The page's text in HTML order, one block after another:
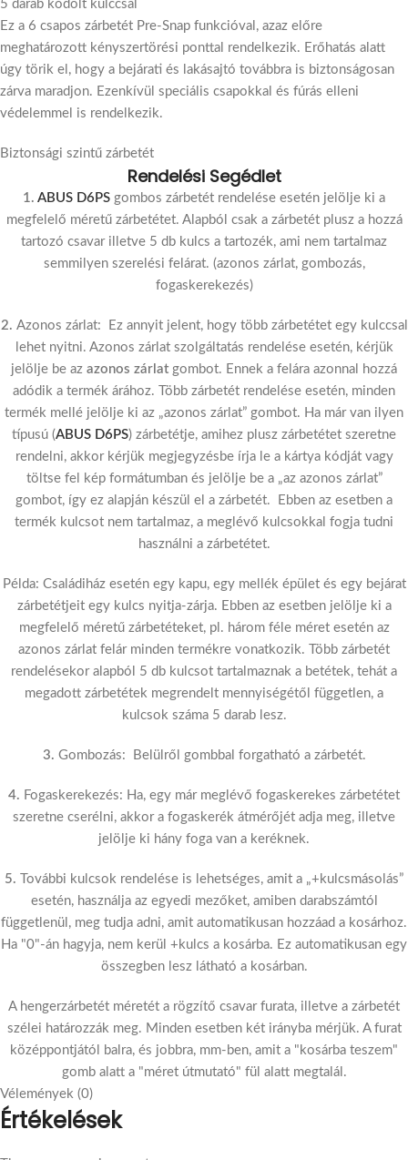
5 darab kódolt kulccsal
Ez a 6 csapos zárbetét Pre-Snap funkcióval, azaz előre
meghatározott kényszertörési ponttal rendelkezik. Erőhatás alatt
úgy törik el, hogy a bejárati és lakásajtó továbbra is biztonságosan
zárva maradjon. Ezenkívül speciális csapokkal és fúrás elleni
védelemmel is rendelkezik.
Biztonsági szintű zárbetét
Rendelési Segédlet
1. ABUS D6PS gombos zárbetét rendelése esetén jelölje ki a
megfelelő méretű zárbetétet. Alapból csak a zárbetét plusz a hozzá
tartozó csavar illetve 5 db kulcs a tartozék, ami nem tartalmaz
semmilyen szerelési felárat. (azonos zárlat, gombozás,
fogaskerekezés)
2. Azonos zárlat: Ez annyit jelent, hogy több zárbetétet egy kulccsal
lehet nyitni. Azonos zárlat szolgáltatás rendelése esetén, kérjük
jelölje be az azonos zárlatgombot. Ennek a felára azonnal hozzá
adódik a termék árához. Több zárbetét rendelése esetén, minden
termék mellé jelölje ki az „azonos zárlat” gombot. Ha már van ilyen
típusú (ABUS D6PS) zárbetétje, amihez plusz zárbetétet szeretne
rendelni, akkor kérjük megjegyzésbe írja le a kártya kódját vagy
töltse fel kép formátumban és jelölje be a „az azonos zárlat”
gombot, így ez alapján készül el a zárbetét. Ebben az esetben a
termék kulcsot nem tartalmaz, a meglévő kulcsokkal fogja tudni
használni a zárbetétet.
Példa: Családiház esetén egy kapu, egy mellék épület és egy bejárat
zárbetétjeit egy kulcs nyitja-zárja. Ebben az esetben jelölje ki a
megfelelő méretű zárbetéteket, pl. három féle méret esetén az
azonos zárlat felár minden termékre vonatkozik. Több zárbetét
rendelésekor alapból 5 db kulcsot tartalmaznak a betétek, tehát a
megadott zárbetétek megrendelt mennyiségétől független, a
kulcsok száma 5 darab lesz.
3. Gombozás: Belülről gombbal forgatható a zárbetét.
4. Fogaskerekezés: Ha, egy már meglévő fogaskerekes zárbetétet
szeretne cserélni, akkor a fogaskerék átmérőjét adja meg, illetve
jelölje ki hány foga van a keréknek.
5. További kulcsok rendelése is lehetséges, amit a „+kulcsmásolás”
esetén, használja az egyedi mezőket, amiben darabszámtól
függetlenül, meg tudja adni, amit automatikusan hozzáad a kosárhoz.
Ha "0"-án hagyja, nem kerül +kulcs a kosárba. Ez automatikusan egy
összegben lesz látható a kosárban.
A hengerzárbetét méretét a rögzítő csavar furata, illetve a zárbetét
szélei határozzák meg. Minden esetben két irányba mérjük. A furat
középpontjától balra, és jobbra, mm-ben, amit a "kosárba teszem"
gomb alatt a "méret útmutató" fül alatt megtalál.
Vélemények (0)
Értékelések